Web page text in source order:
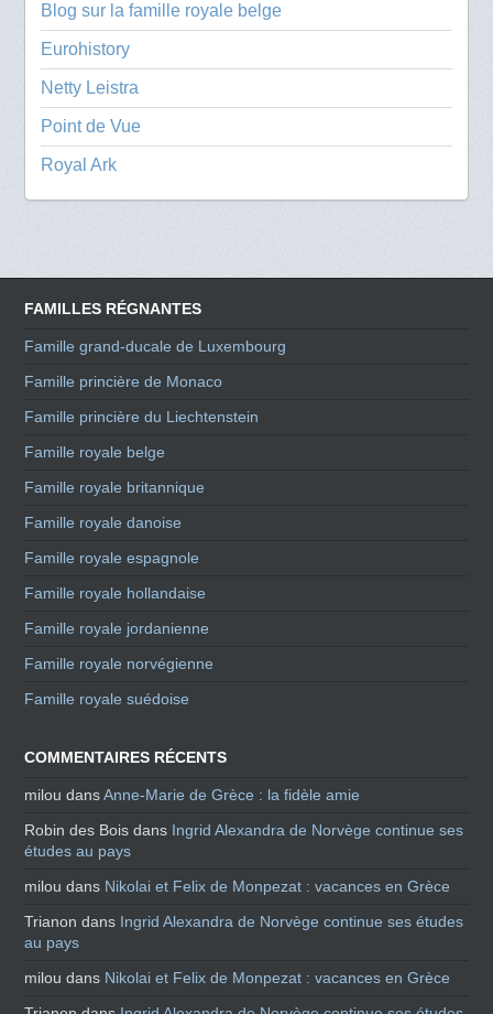
Blog sur la famille royale belge
Eurohistory
Netty Leistra
Point de Vue
Royal Ark
FAMILLES RÉGNANTES
Famille grand-ducale de Luxembourg
Famille princière de Monaco
Famille princière du Liechtenstein
Famille royale belge
Famille royale britannique
Famille royale danoise
Famille royale espagnole
Famille royale hollandaise
Famille royale jordanienne
Famille royale norvégienne
Famille royale suédoise
COMMENTAIRES RÉCENTS
milou dansAnne-Marie de Grèce : la fidèle amie
Robin des Bois dans Ingrid Alexandra de Norvège continue ses
études au pays
milou dans Nikolai et Felix de Monpezat : vacances en Grèce
Trianon dans Ingrid Alexandra de Norvège continue ses études
au pays
milou dans Nikolai et Felix de Monpezat : vacances en Grèce